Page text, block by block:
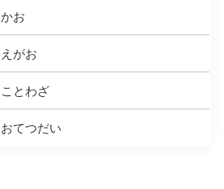
かお
えがお
ことわざ
おてつだい